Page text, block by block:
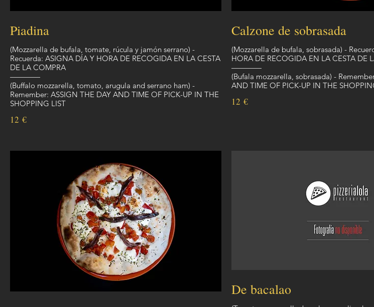
Piadina
(Mozzarella de bufala, tomate, rúcula y jamón serrano) -
Recuerda: ASIGNA DÍA Y HORA DE RECOGIDA EN LA CESTA
DE LA COMPRA
————
(Buffalo mozzarella, tomato, arugula and serrano ham) -
Remember: ASSIGN THE DAY AND TIME OF PICK-UP IN THE
SHOPPING LIST
12 €
Calzone de sobrasada
(Mozzarella de bufala, sobrasada) -
HORA DE RECOGIDA EN LA CESTA DE
————
(Bufala mozzarella, sobrasada) -
AND TIME OF PICK-UP IN THE
12 €
De bacalao